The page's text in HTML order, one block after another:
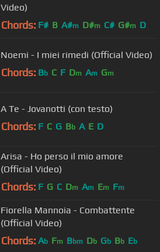
Video)
Chords: F# B A#m D#m C# G#m D
Noemi - I miei rimedi (Official Video)
Chords: Bb C F Dm Am Gm
A Te - Jovanotti (con testo)
Chords: F C G Bb A E D
Arisa - Ho perso il mio amore
(Official Video)
Chords: F G C Dm Am Em Fm
Fiorella Mannoia - Combattente
(Official Video)
Chords: Ab Fm Bbm Db Gb Bb Eb